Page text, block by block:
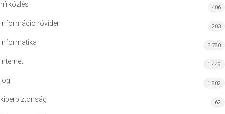
hírközlés 406
információ röviden 203
informatika 3 780
Internet 1 449
jog 1 802
kiberbiztonság 62